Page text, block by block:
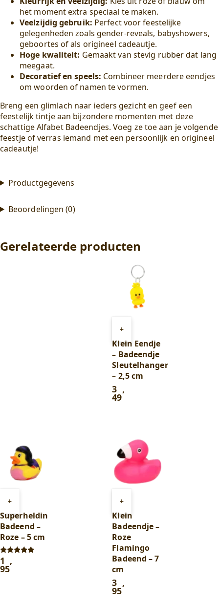
het moment extra speciaal te maken.
Veelzijdig gebruik: Perfect voor feestelijke
gelegenheden zoals gender-reveals, babyshowers,
geboortes of als origineel cadeautje.
Hoge kwaliteit: Gemaakt van stevig rubber dat lang
meegaat.
Decoratief en speels: Combineer meerdere eendjes
om woorden of namen te vormen.
Breng een glimlach naar ieders gezicht en geef een
feestelijk tintje aan bijzondere momenten met deze
schattige Alfabet Badeendjes. Voeg ze toe aan je volgende
feestje of verras iemand met een persoonlijk en origineel
cadeautje!
Productgegevens
Beoordelingen (0)
Gerelateerde producten
+
aan
winkelwagen
Klein Eendje
– Badeendje
Sleutelhanger
– 2,5 cm
3 ,
49
+
aan
winkelwagen
Superheldin
Badeend –
Roze – 5 cm
Gewaardeerd
5.00
uit 5
1 ,
95
+
winkelwagen
Klein
Badeendje –
Roze
Flamingo
Badeend – 7
cm
3 ,
95